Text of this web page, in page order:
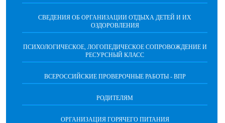
СВЕДЕНИЯ ОБ ОРГАНИЗАЦИИ ОТДЫХА ДЕТЕЙ И ИХ
ОЗДОРОВЛЕНИЯ
ПСИХОЛОГИЧЕСКОЕ, ЛОГОПЕДИЧЕСКОЕ СОПРОВОЖДЕНИЕ И
РЕСУРСНЫЙ КЛАСС
ВСЕРОССИЙСКИЕ ПРОВЕРОЧНЫЕ РАБОТЫ - ВПР
РОДИТЕЛЯМ
ОРГАНИЗАЦИЯ ГОРЯЧЕГО ПИТАНИЯ